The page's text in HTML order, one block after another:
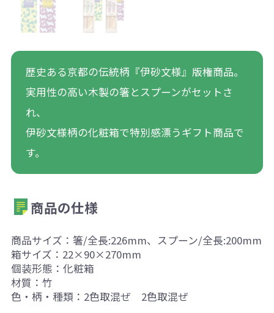
歴史ある京都の伝統柄『伊砂文様』版権商品。
実用性の高い木製の箸とスプーンがセットさ
れ、
伊砂文様柄の化粧箱で特別感漂うギフト商品で
す。
商品の仕様
商品サイズ：箸/全長:226mm、スプーン/全長:200mm
箱サイズ：22×90×270mm
個装形態：化粧箱
材質：竹
色・柄・種類：2色取混ぜ 2色取混ぜ